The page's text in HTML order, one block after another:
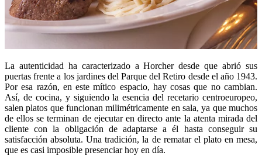
La autenticidad ha caracterizado a Horcher desde que abrió sus
puertas frente a los jardines del Parque del Retiro desde el año 1943.
Por esa razón, en este mítico espacio, hay cosas que no cambian.
Así, de cocina, y siguiendo la esencia del recetario centroeuropeo,
salen platos que funcionan milimétricamente en sala, ya que muchos
de ellos se terminan de ejecutar en directo ante la atenta mirada del
cliente con la obligación de adaptarse a él hasta conseguir su
satisfacción absoluta. Una tradición, la de rematar el plato en mesa,
que es casi imposible presenciar hoy en día.